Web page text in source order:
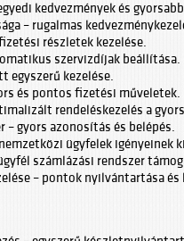
kedvezmények és
– rugalmas
részletek kezelése.
szervizdíjak beállítása.
egyszerű kezelése.
és pontos fizetési műveletek.
rendeléskezelés a
– gyors azonosítás és belépés.
ügyfelek igényeinek
számlázási rendszer
– pontok nyilvántartása és